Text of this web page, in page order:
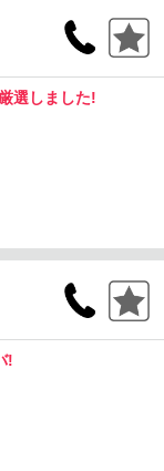
選しました!
!